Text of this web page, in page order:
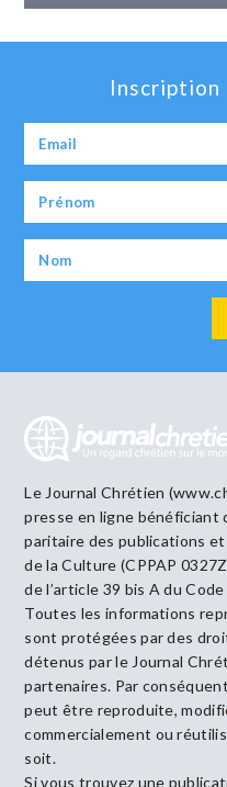
Le Journal Chrétien
presse en ligne bénéficiant
paritaire des publications
de la Culture (CPPAP
de l’article 39 bis A du
Toutes les informations
sont protégées par des
détenus par le Journal
partenaires. Par
peut être reproduite,
commercialement ou
soit.
Si vous trouvez une